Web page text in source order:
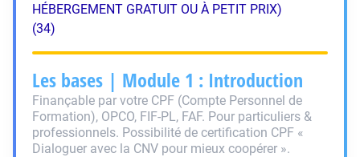
HÉBERGEMENT GRATUIT OU À PETIT PRIX)
(34)
Les bases | Module 1 : Introduction
Finançable par votre CPF (Compte Personnel de
Formation), OPCO, FIF-PL, FAF. Pour particuliers &
professionnels. Possibilité de certification CPF «
Dialoguer avec la CNV pour mieux coopérer ».